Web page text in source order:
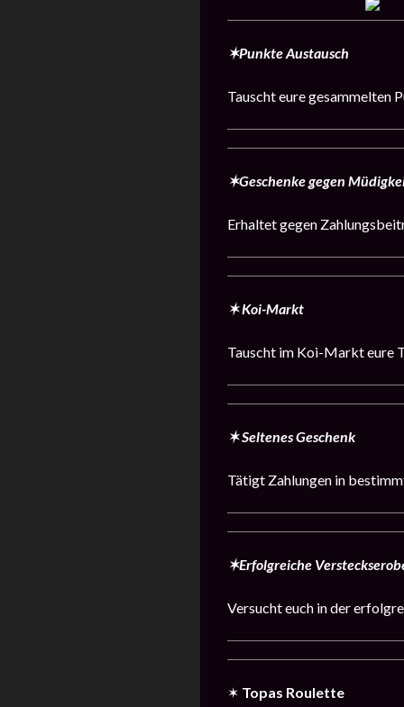
✶Punkte Austausch
Tauscht eure gesammelten
✶Geschenke gegen
Erhaltet gegen
✶ Koi-Markt
Tauscht im Koi-Markt eure
✶ Seltenes Geschenk
Tätigt Zahlungen in
✶Erfolgreiche
Versucht euch in der
✶ Topas Roulette